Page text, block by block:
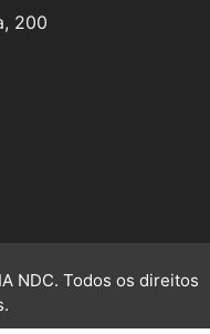
200
NDC. Todos os direitos